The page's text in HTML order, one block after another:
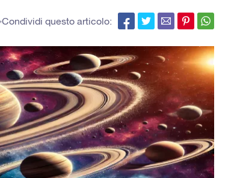
,Condividi questo articolo: